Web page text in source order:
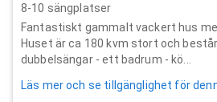
8-10 sängplatser
Fantastiskt gammalt vackert hus
Huset är ca 180 kvm stort och
dubbelsängar - ett badrum - kö...
Läs mer och se tillgänglighet för